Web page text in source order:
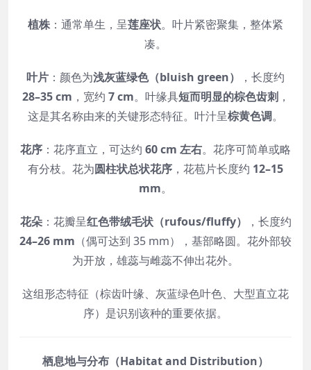
植株：通常单生，呈莲座状。叶片紧密聚集，整体紧
凑。
叶片 ：颜色为浅灰蓝绿色（bluish green）
，长度约
28–35 cm ，宽约 7 cm。叶缘具短而明显的棕色齿刺，
这是其名称由来的关键形态特征。叶汁呈棕黄色调。
花序 ：花序直立，可达约 60 cm 左右。花序可简单或略
有分枝。花为圆柱状总状花序 ，花苞片长度约 12–15
mm。
花朵：花瓣呈红色带绒毛状（rufous/fluffy）
，长度约
24–26 mm （偶可达到 35 mm），基部略圆。花外部较
为开放，雄蕊与雌蕊不伸出花外。
这组形态特征（棕齿叶缘、灰蓝绿色叶色、大型直立花
序）是识别该种的重要依据。
栖息地与分布（Habitat and Distribution）